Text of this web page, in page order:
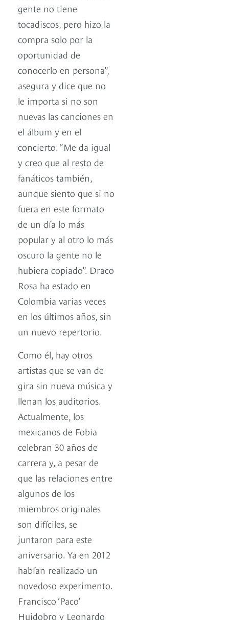
gente no tiene
tocadiscos, pero hizo la
compra solo por la
oportunidad de
conocerlo en persona”,
asegura y dice que no
le importa si no son
nuevas las canciones en
el álbum y en el
concierto. “Me da igual
y creo que al resto de
fanáticos también,
aunque siento que si no
fuera en este formato
de un día lo más
popular y al otro lo más
oscuro la gente no le
hubiera copiado”. Draco
Rosa ha estado en
Colombia varias veces
en los últimos años, sin
un nuevo repertorio.
Como él, hay otros
artistas que se van de
gira sin nueva música y
llenan los auditorios.
Actualmente, los
mexicanos de Fobia
celebran 30 años de
carrera y, a pesar de
que las relaciones entre
algunos de los
miembros originales
son difíciles, se
juntaron para este
aniversario. Ya en 2012
habían realizado un
novedoso experimento.
Francisco ‘Paco’
Huidobro y Leonardo